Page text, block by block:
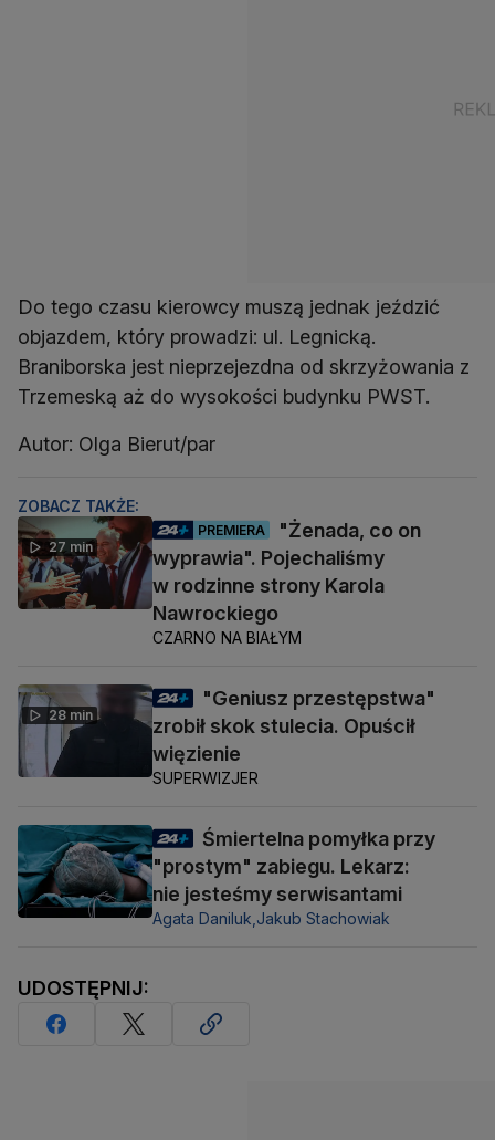
Do tego czasu kierowcy muszą jednak jeździć
objazdem, który prowadzi: ul. Legnicką.
Braniborska jest nieprzejezdna od skrzyżowania z
Trzemeską aż do wysokości budynku PWST.
Autor: Olga Bierut/par
ZOBACZ TAKŻE:
27 min
PREMIERA
"Żenada, co on
wyprawia". Pojechaliśmy
w rodzinne strony Karola
Nawrockiego
CZARNO NA BIAŁYM
28 min
"Geniusz przestępstwa"
zrobił skok stulecia. Opuścił
więzienie
SUPERWIZJER
Śmiertelna pomyłka przy
"prostym" zabiegu. Lekarz:
nie jesteśmy serwisantami
Agata Daniluk, Jakub Stachowiak
UDOSTĘPNIJ: